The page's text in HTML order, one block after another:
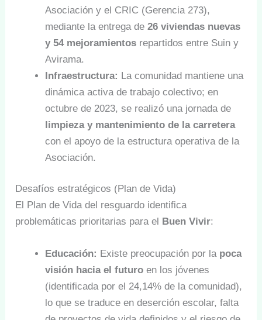
Asociación y el CRIC (Gerencia 273),
mediante la entrega de26 viviendas nuevas
y 54 mejoramientos repartidos entre Suin y
Avirama.
Infraestructura: La comunidad mantiene una
dinámica activa de trabajo colectivo; en
octubre de 2023, se realizó una jornada de
limpieza y mantenimiento de la carretera
con el apoyo de la estructura operativa de la
Asociación.
Desafíos estratégicos (Plan de Vida)
El Plan de Vida del resguardo identifica
problemáticas prioritarias para el
Buen Vivir:
Educación: Existe preocupación por la poca
visión hacia el futuro en los jóvenes
(identificada por el 24,14% de la comunidad),
lo que se traduce en deserción escolar, falta